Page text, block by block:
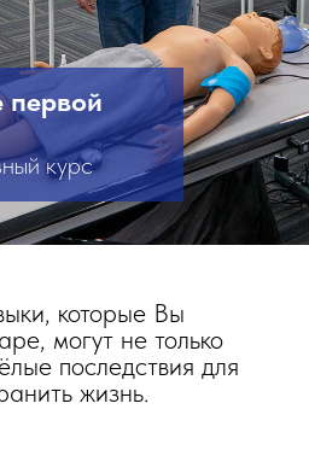
курс
первой
которые Вы
могут не только
последствия для
жизнь.